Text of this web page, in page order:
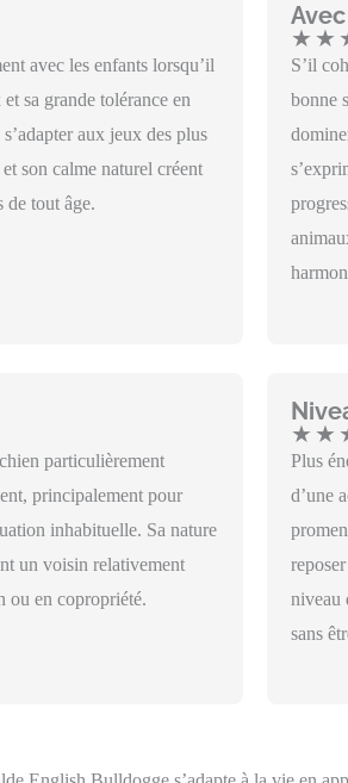
avec les enfants lorsqu’il
sa grande tolérance en
aux jeux des plus
son calme naturel créent
de tout âge.
★ ★
S’il
bonne
particulièrement
principalement pour
inhabituelle. Sa nature
un voisin relativement
ou en copropriété.
★ ★
Plus
d’une
niveau
sans